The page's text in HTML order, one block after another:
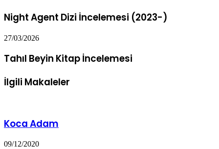
Night Agent Dizi İncelemesi (2023-)
27/03/2026
Tahıl Beyin Kitap İncelemesi
İlgili Makaleler
Koca Adam
09/12/2020